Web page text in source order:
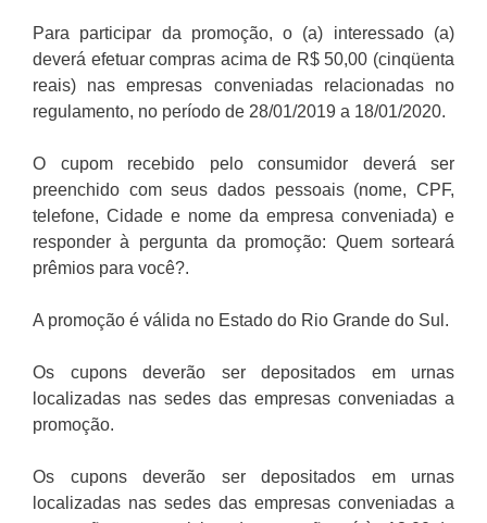
Para participar da promoção, o (a) interessado (a)
deverá efetuar compras acima de R$ 50,00 (cinqüenta
reais) nas empresas conveniadas relacionadas no
regulamento, no período de 28/01/2019 a 18/01/2020.
O cupom recebido pelo consumidor deverá ser
preenchido com seus dados pessoais (nome, CPF,
telefone, Cidade e nome da empresa conveniada) e
responder à pergunta da promoção: Quem sorteará
prêmios para você?.
A promoção é válida no Estado do Rio Grande do Sul.
Os cupons deverão ser depositados em urnas
localizadas nas sedes das empresas conveniadas a
promoção.
Os cupons deverão ser depositados em urnas
localizadas nas sedes das empresas conveniadas a